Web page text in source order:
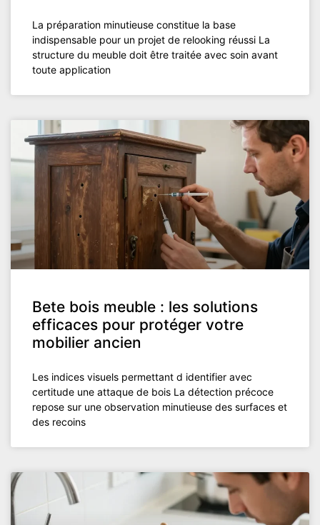
La préparation minutieuse constitue la base
indispensable pour un projet de relooking réussi La
structure du meuble doit être traitée avec soin avant
toute application
Bete bois meuble : les solutions
efficaces pour protéger votre
mobilier ancien
Les indices visuels permettant d identifier avec
certitude une attaque de bois La détection précoce
repose sur une observation minutieuse des surfaces et
des recoins